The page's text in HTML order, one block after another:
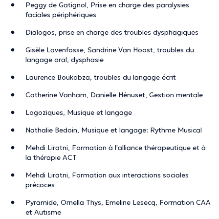
radiothérapie.
Ainsi, que vous soyez enfants, adolescents ou adultes, je
serai ravie d'être à vos côtés pour vous guider dans votre
perdue ou diminuée dans votre communication.
The description was edited by the doctoranytime team, based on verified
information.
Peggy de Gatignol, Prise en charge des paralysies
faciales périphériques
Dialogos, prise en charge des troubles dysphagiques
Gisèle Lavenfosse, Sandrine Van Hoost, troubles du
langage oral, dysphasie
Laurence Boukobza, troubles du langage écrit
Catherine Vanham, Danielle Hénuset, Gestion mentale
Logoziques, Musique et langage
Nathalie Bedoin, Musique et langage: Rythme Musical
Mehdi Liratni, Formation à l'alliance thérapeutique et à
la thérapie ACT
Mehdi Liratni, Formation aux interactions sociales
précoces
Pyramide, Ornella Thys, Emeline Lesecq, Formation CAA
et Autisme